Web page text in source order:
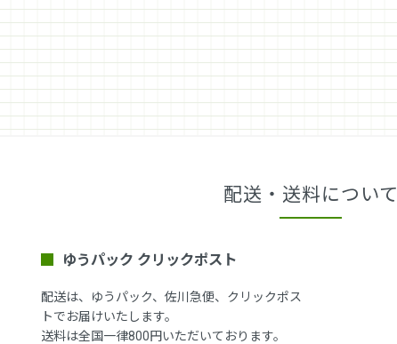
配送・送料について
ゆうパック クリックポスト
配送は、ゆうパック、佐川急便、クリックポス
トでお届けいたします。
送料は全国一律800円いただいております。